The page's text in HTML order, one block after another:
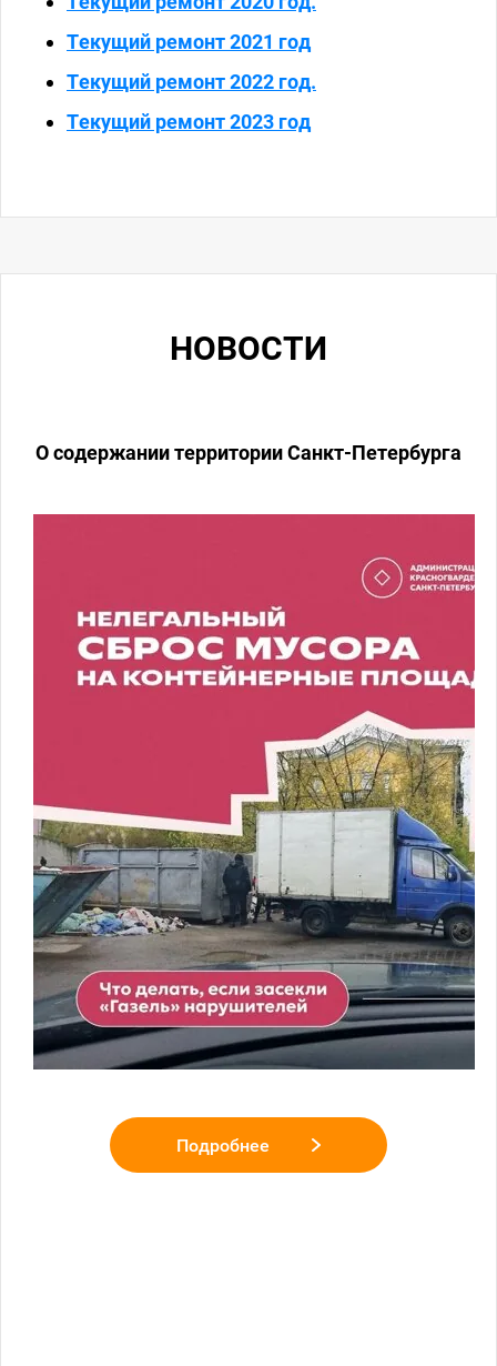
Текущий ремонт 2021 год
Текущий ремонт 2022 год.
Текущий ремонт 2023 год
НОВОСТИ
О содержании территории Санкт-Петербурга
Подробнее